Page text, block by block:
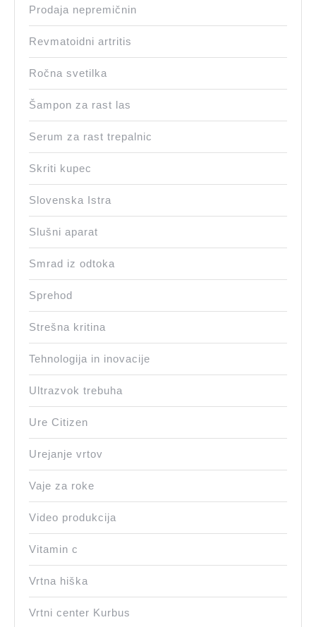
Prodaja nepremičnin
Revmatoidni artritis
Ročna svetilka
Šampon za rast las
Serum za rast trepalnic
Skriti kupec
Slovenska Istra
Slušni aparat
Smrad iz odtoka
Sprehod
Strešna kritina
Tehnologija in inovacije
Ultrazvok trebuha
Ure Citizen
Urejanje vrtov
Vaje za roke
Video produkcija
Vitamin c
Vrtna hiška
Vrtni center Kurbus